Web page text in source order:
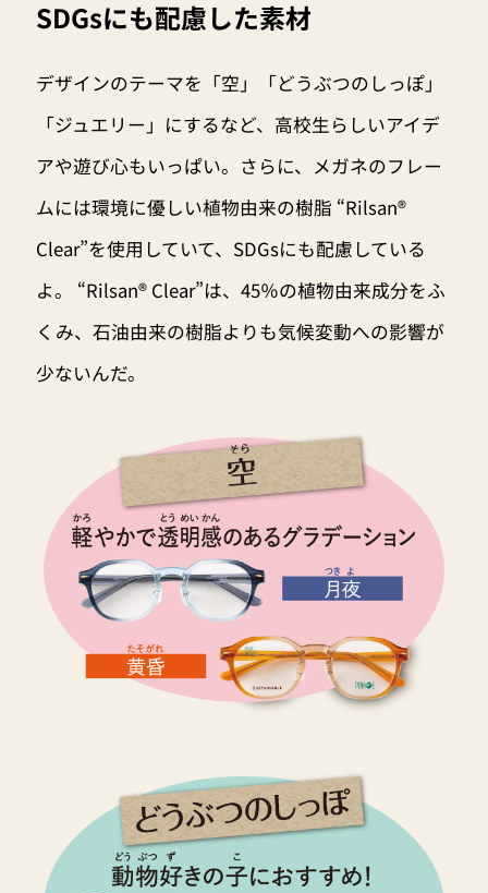
SDGsにも配慮した素材
デザインのテーマを「空」「どうぶつのしっぽ」
「ジュエリー」にするなど、高校生らしいアイデ
アや遊び心もいっぱい。さらに、メガネのフレー
ムには環境に優しい植物由来の樹脂 “Rilsan®
Clear”を使用していて、SDGsにも配慮している
よ。 “Rilsan® Clear”は、45％の植物由来成分をふ
くみ、石油由来の樹脂よりも気候変動への影響が
少ないんだ。